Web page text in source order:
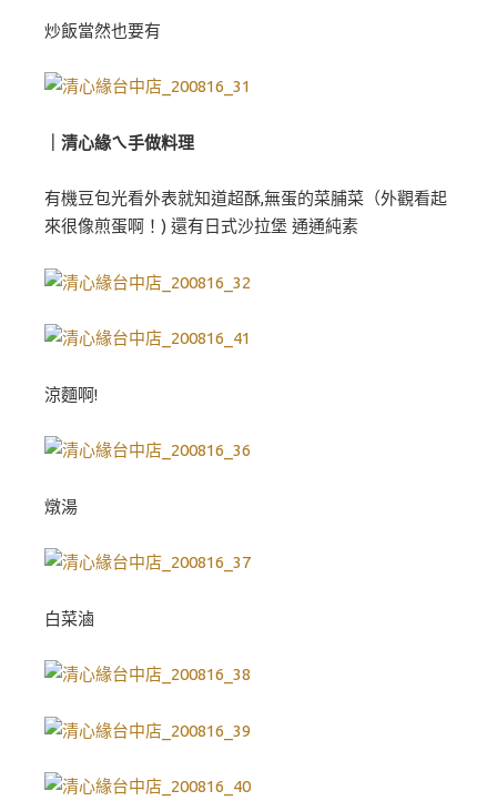
炒飯當然也要有
｜清心緣ㄟ手做料理
有機豆包光看外表就知道超酥,無蛋的菜脯菜（外觀看起
來很像煎蛋啊！) 還有日式沙拉堡 通通純素
涼麵啊!
燉湯
白菜滷